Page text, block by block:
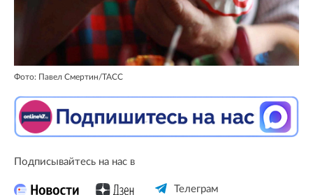
Фото: Павел Смертин/ТАСС
Подписывайтесь на нас в
Телеграм